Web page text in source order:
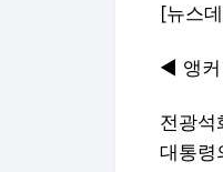
[뉴스
◀ 앵
전광석
대통령